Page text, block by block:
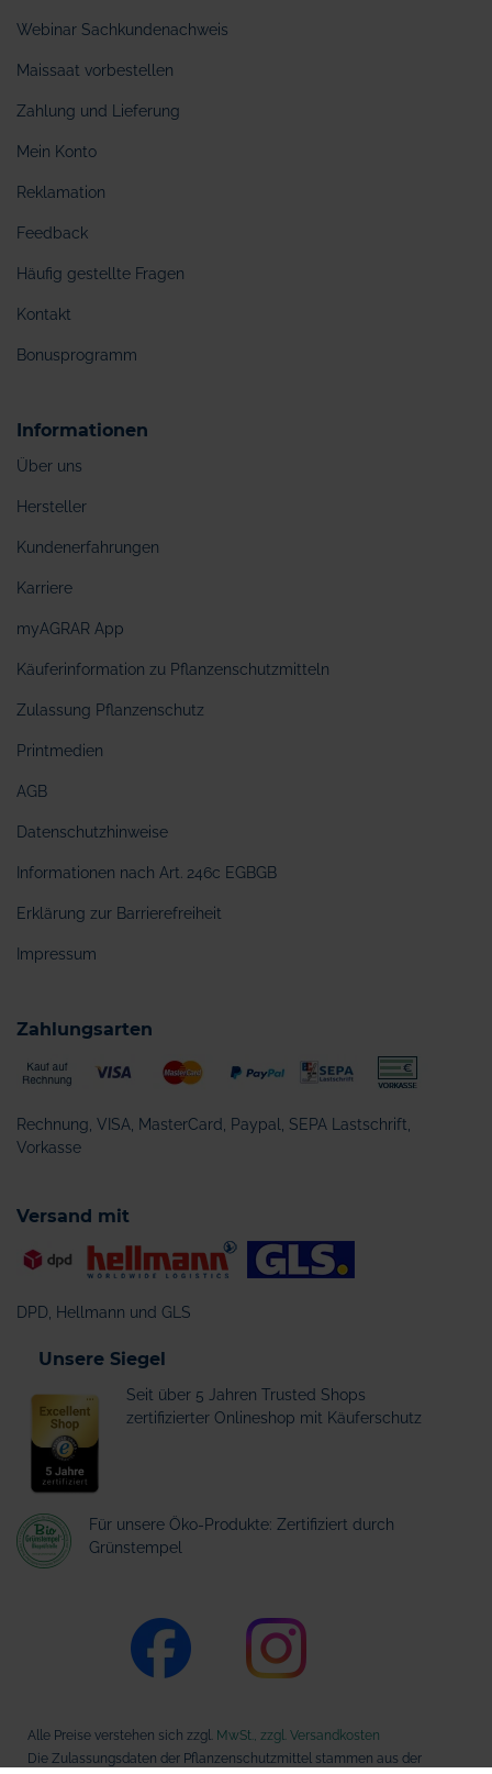
Webinar Sachkundenachweis
Maissaat vorbestellen
Zahlung und Lieferung
Mein Konto
Reklamation
Feedback
Häufig gestellte Fragen
Kontakt
Bonusprogramm
Informationen
Über uns
Hersteller
Kundenerfahrungen
Karriere
myAGRAR App
Käuferinformation zu Pflanzenschutzmitteln
Zulassung Pflanzenschutz
Printmedien
AGB
Datenschutzhinweise
Informationen nach Art. 246c EGBGB
Erklärung zur Barrierefreiheit
Impressum
Zahlungsarten
Rechnung, VISA, MasterCard, Paypal, SEPA Lastschrift,
Vorkasse
Versand mit
DPD, Hellmann und GLS
Unsere Siegel
Seit über 5 Jahren Trusted Shops
zertifizierter Onlineshop mit Käuferschutz
Für unsere Öko-Produkte: Zertifiziert durch
Grünstempel
Alle Preise verstehen sich zzgl. MwSt., zzgl. Versandkosten
Die Zulassungsdaten der Pflanzenschutzmittel stammen aus der